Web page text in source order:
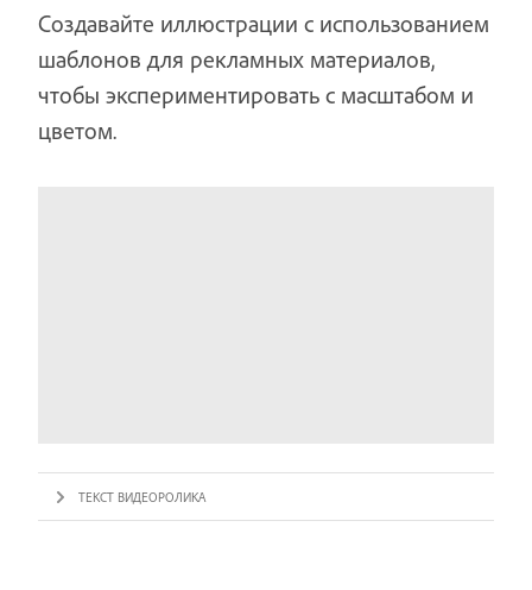
Создавайте иллюстрации с использованием
шаблонов для рекламных материалов,
чтобы экспериментировать с масштабом и
цветом.
ТЕКСТ ВИДЕОРОЛИКА